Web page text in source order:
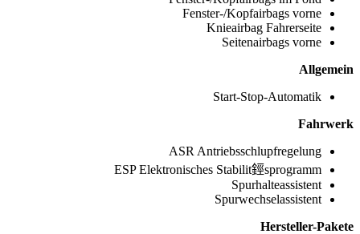
Fenster-/Kopfairbags vorne
Knieairbag Fahrerseite
Seitenairbags vorne
Allgemein
Start-Stop-Automatik
Fahrwerk
ASR Antriebsschlupfregelung
ESP Elektronisches Stabilit鋞sprogramm
Spurhalteassistent
Spurwechselassistent
Hersteller-Pakete